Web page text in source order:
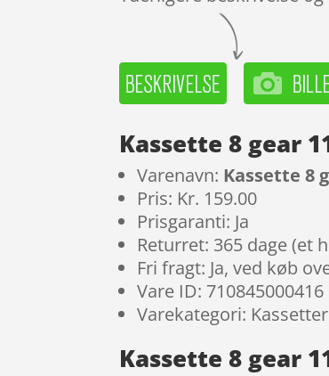
Kassette 8 gear
Varenavn: Kassette 8
Pris: Kr. 159.00
Prisgaranti: Ja
Returret: 365 dage (et
Fri fragt: Ja, ved køb
Vare ID: 710845000416
Varekategori:
Kassette 8 gear